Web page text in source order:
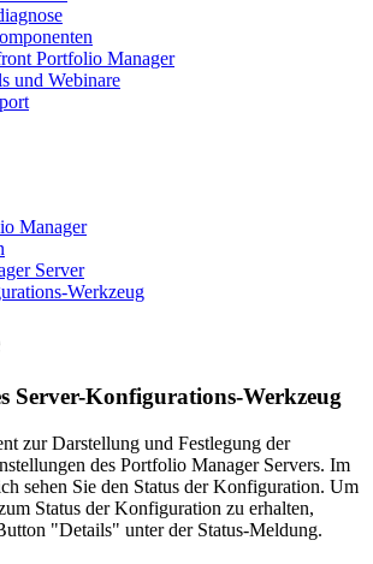
Portfolio Manager
und Webinare
Manager
Server
Werkzeug
Server-Konfigurations-Werkzeug
zur Darstellung und Festlegung der
des Portfolio Manager Servers. Im
sehen Sie den Status der Konfiguration. Um
Status der Konfiguration zu erhalten,
"Details" unter der Status-Meldung.